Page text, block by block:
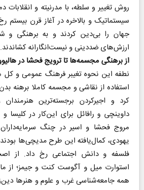
روش تغییر و سلطه، با مدرنیته و انقلابات
سیستماتیک و بالاخره در آغاز قرن بیستم
جهان را بی‌دین کردند و به برهنگی و
ارزش‌های ضد‌دینی و نیست‌انگارانه کشاندند.
از برهنگی مجسمه‌ها تا ترویج فحشا در
نطفه این نحوه تغیبر فرهنگ عمومی و کل
استفاده از نقاشی و مجسمه کاملا برهنه‌
کرد و اجیرکردن برجسته‌ترین هنرمندان
داوینچی و رافائل برای این‌کار در کلیسا
مروج فحشا و اسیر در چنگ
یهودی، کمال‌یافته این طرح مدیچی‌ها
فلسفه و دانش اجتماعی رخ داد. از
استوارت میل و آگوست کنت و جیمز؛ از
همه جامعه‌شناسی غرب و علوم و هنرها